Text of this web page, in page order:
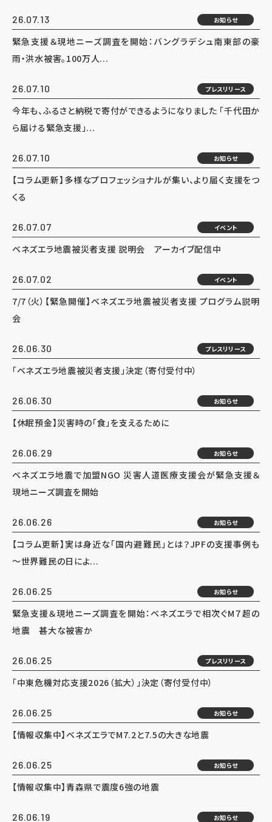
26.07.13 お知らせ
緊急支援＆現地ニーズ調査を開始：バングラデシュ南東部の豪
雨・洪水被害。100万人...
26.07.10 プレスリリース
今年も、ふるさと納税で寄付ができるようになりました 「千代田か
ら届ける緊急支援」...
26.07.10 お知らせ
【コラム更新】多様なプロフェッショナルが集い、より届く支援をつ
くる
26.07.07 イベント
ベネズエラ地震被災者支援 説明会 アーカイブ配信中
26.07.02 イベント
7/7（火）【緊急開催】ベネズエラ地震被災者支援 プログラム説明
会
26.06.30 プレスリリース
「ベネズエラ地震被災者支援」決定（寄付受付中）
26.06.30 お知らせ
【休眠預金】災害時の「食」を支えるために
26.06.29 お知らせ
ベネズエラ地震で加盟NGO 災害人道医療支援会が緊急支援＆
現地ニーズ調査を開始
26.06.26 お知らせ
【コラム更新】実は身近な「国内避難民」とは？JPFの支援事例も
～世界難民の日によ...
26.06.25 お知らせ
緊急支援＆現地ニーズ調査を開始：ベネズエラで相次ぐM７超の
地震 甚大な被害か
26.06.25 プレスリリース
「中東危機対応支援2026（拡大）」決定（寄付受付中）
26.06.25 お知らせ
【情報収集中】ベネズエラでM7.2と7.5の大きな地震
26.06.25 お知らせ
【情報収集中】青森県で震度6強の地震
26.06.19 お知らせ